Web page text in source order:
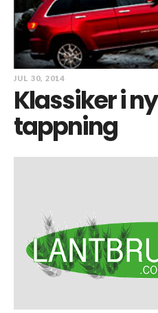
JUL 30, 2014
Klassiker i ny
tappning